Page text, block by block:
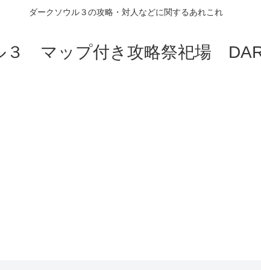
ダークソウル３の攻略・対人などに関するあれこれ
３ マップ付き攻略祭祀場